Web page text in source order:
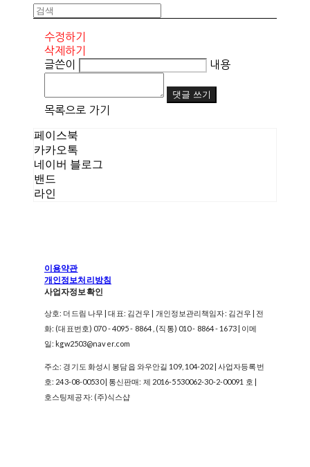
수정하기
삭제하기
글쓴이
내용
댓글 쓰기
목록으로 가기
페이스북
카카오톡
네이버 블로그
밴드
라인
이용약관
개인정보처리방침
사업자정보확인
상호: 더드림 나무 | 대표: 김건우 | 개인정보관리책임자: 김건우 | 전
화: (대표번호) 070 - 4095 - 8864 , (직통) 010 - 8864 - 1673 | 이메
일: kgw2503@naver.com
주소: 경기도 화성시 봉담읍 와우안길 109, 104-202 | 사업자등록번
호: 243-08-00530| 통신판매: 제 2016-5530062-30-2-00091 호 |
호스팅제공자: (주)식스샵